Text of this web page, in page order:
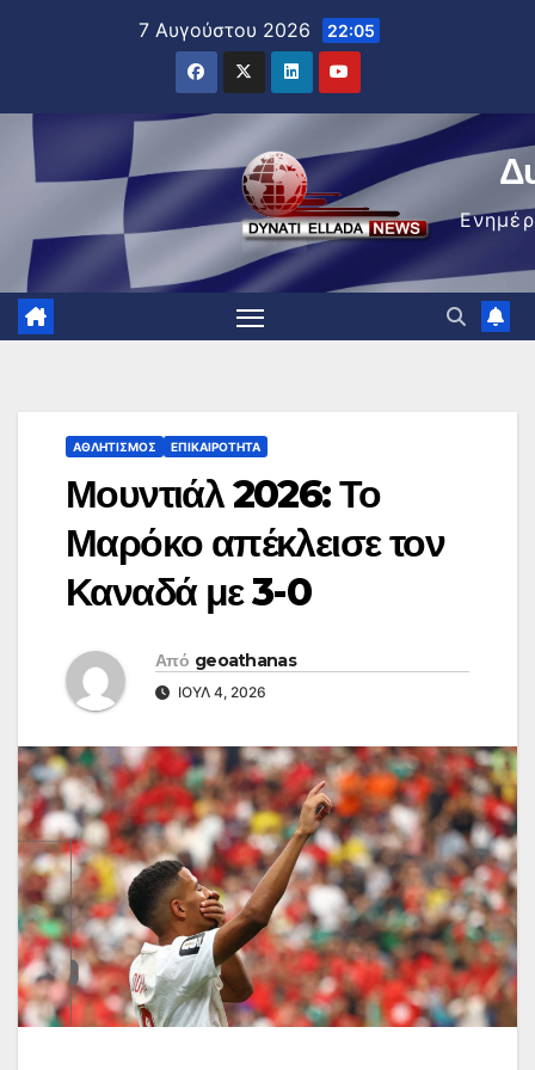
7 Αυγούστου 2026 22:05
ΑΘΛΗΤΙΣΜΌΣ ΕΠΙΚΑΙΡΌΤΗΤΑ
Μουντιάλ 2026: Το
Μαρόκο απέκλεισε τον
Καναδά με 3-0
Από geoathanas
ΙΟΎΛ 4, 2026